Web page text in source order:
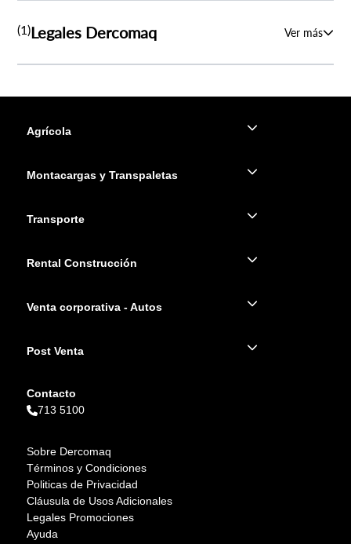
(1)Legales Dercomaq Ver más
Agrícola
Montacargas y Transpaletas
Transporte
Rental Construcción
Venta corporativa - Autos
Post Venta
Contacto
713 5100
Sobre Dercomaq
Términos y Condiciones
Politicas de Privacidad
Cláusula de Usos Adicionales
Legales Promociones
Ayuda